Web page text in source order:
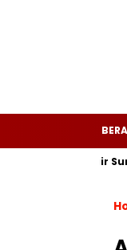
di Pinggir Sungai